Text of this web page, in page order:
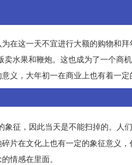
在这一天不宜进行大额的购物和拜
水果和鞭炮。这也成为了一个商
义，大年初一在商业上也有着一定
征，因此当天是不能扫掉的。人
片在文化上也有一定的象征意义，
情感在里面。